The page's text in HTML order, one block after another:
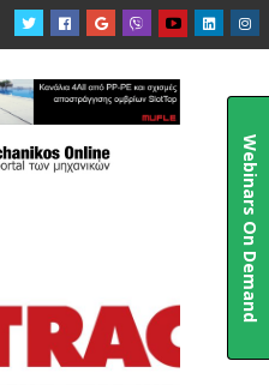

Webinars On Demand